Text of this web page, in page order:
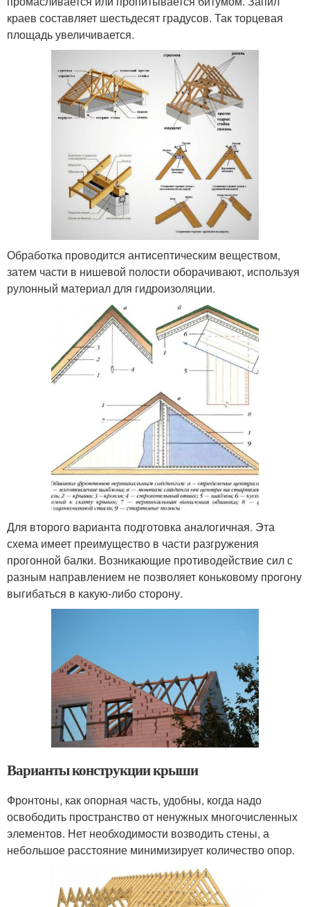
краев составляет шестьдесят градусов. Так торцевая
площадь увеличивается.
Обработка проводится антисептическим веществом,
затем части в нишевой полости оборачивают, используя
рулонный материал для гидроизоляции.
Для второго варианта подготовка аналогичная. Эта
схема имеет преимущество в части разгружения
прогонной балки. Возникающие противодействие сил с
разным направлением не позволяет коньковому прогону
выгибаться в какую-либо сторону.
Варианты конструкции крыши
Фронтоны, как опорная часть, удобны, когда надо
освободить пространство от ненужных многочисленных
элементов. Нет необходимости возводить стены, а
небольшое расстояние минимизирует количество опор.